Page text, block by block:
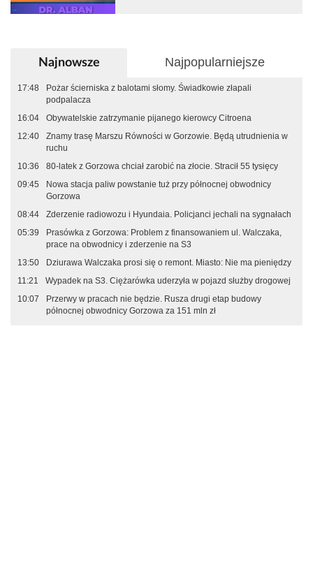
Najnowsze Najpopularniejsze
17:48
Pożar ścierniska z balotami słomy. Świadkowie złapali
podpalacza
16:04
Obywatelskie zatrzymanie pijanego kierowcy Citroena
12:40
Znamy trasę Marszu Równości w Gorzowie. Będą utrudnienia w
ruchu
10:36
80-latek z Gorzowa chciał zarobić na złocie. Stracił 55 tysięcy
09:45
Nowa stacja paliw powstanie tuż przy północnej obwodnicy
Gorzowa
08:44
Zderzenie radiowozu i Hyundaia. Policjanci jechali na sygnałach
05:39
Prasówka z Gorzowa: Problem z finansowaniem ul. Walczaka,
prace na obwodnicy i zderzenie na S3
13:50
Dziurawa Walczaka prosi się o remont. Miasto: Nie ma pieniędzy
11:21
Wypadek na S3. Ciężarówka uderzyła w pojazd służby drogowej
10:07
Przerwy w pracach nie będzie. Rusza drugi etap budowy
północnej obwodnicy Gorzowa za 151 mln zł